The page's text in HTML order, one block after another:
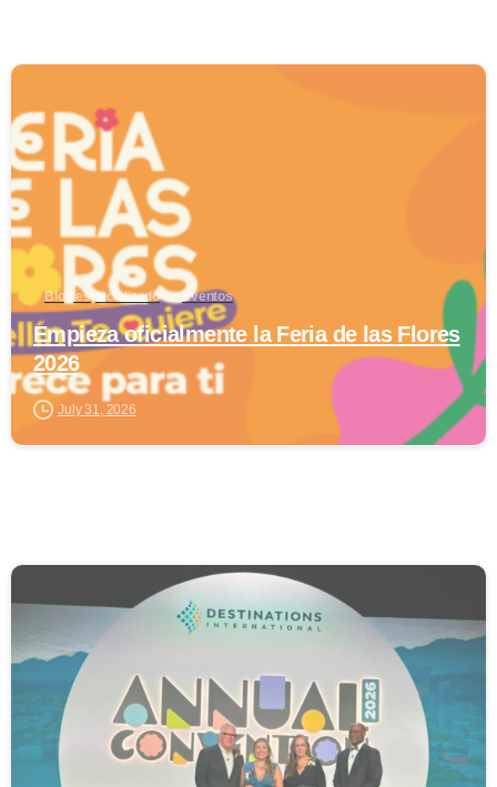
Blog especializado Eventos
Empieza oficialmente la Feria de las Flores
2026
July 31, 2026